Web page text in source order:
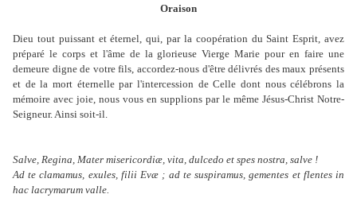
Oraison
Dieu tout puissant et éternel, qui, par la coopération du Saint Esprit, avez
préparé le corps et l'âme de la glorieuse Vierge Marie pour en faire une
demeure digne de votre fils, accordez-nous d'être délivrés des maux présents
et de la mort éternelle par l'intercession de Celle dont nous célébrons la
mémoire avec joie, nous vous en supplions par le même Jésus-Christ Notre-
Seigneur. Ainsi soit-il.
Salve, Regina, Mater misericordiæ, vita, dulcedo et spes nostra, salve !
Ad te clamamus, exules, filii Evæ ; ad te suspiramus, gementes et flentes in
hac lacrymarum valle.